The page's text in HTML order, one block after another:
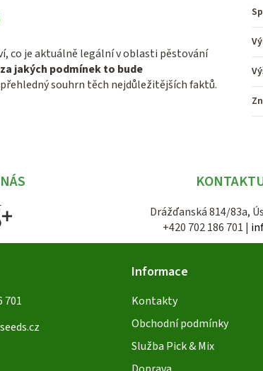
co je aktuálně legální v oblasti pěstování
jakých podmínek to bude
souhrn těch nejdůležitějších faktů.
Drážďanská 814/83a,
+420 702 186 701 |
701
Informace
Kontakty
Obchodní podmínky
Služba Pick & Mix